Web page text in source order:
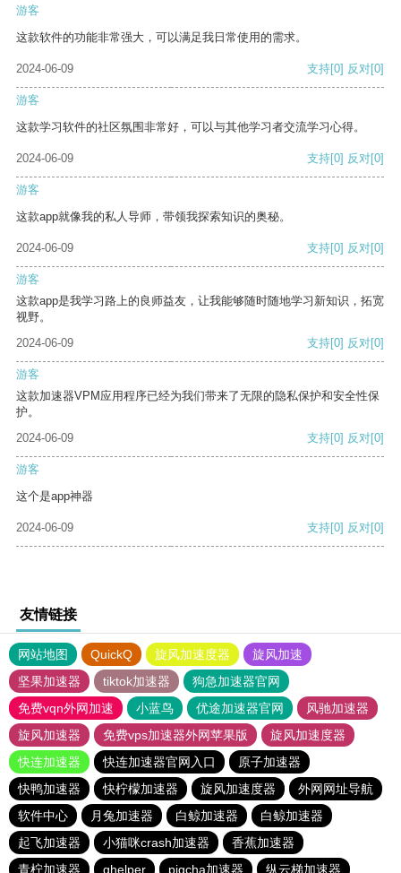
游客
这款软件的功能非常强大，可以满足我日常使用的需求。
2024-06-09 支持[0] 反对[0]
游客
这款学习软件的社区氛围非常好，可以与其他学习者交流学习心得。
2024-06-09 支持[0] 反对[0]
游客
这款app就像我的私人导师，带领我探索知识的奥秘。
2024-06-09 支持[0] 反对[0]
游客
这款app是我学习路上的良师益友，让我能够随时随地学习新知识，拓宽
视野。
2024-06-09
支持[0] 反对[0]
游客
这款加速器VPM应用程序已经为我们带来了无限的隐私保护和安全性保
护。
2024-06-09
支持[0] 反对[0]
游客
这个是app神器
2024-06-09 支持[0] 反对[0]
友情链接
网站地图 QuickQ 旋风加速度器
旋风加速
坚果加速器
tiktok加速器
狗急加速器官网
免费vqn外网加速
小蓝鸟 优途加速器官网
风驰加速器
旋风加速器
免费vps加速器外网苹果版
旋风加速度器
快连加速器
快连加速器官网入口
原子加速器
快鸭加速器
快柠檬加速器 旋风加速度器
外网网址导航
软件中心
月兔加速器 白鲸加速器
白鲸加速器
起飞加速器
小猫咪crash加速器
香蕉加速器
青柠加速器
ghelper pigcha加速器 纵云梯加速器